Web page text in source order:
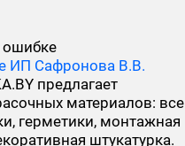
ошибке
ИП Сафронова В.В.
предлагает
материалов: все
герметики, монтажная
штукатурка.